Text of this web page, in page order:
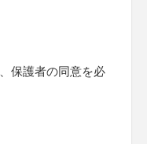
保護者の同意を必